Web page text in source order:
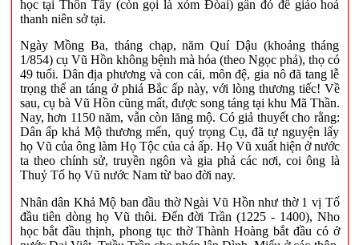
học tại Thôn Tây (còn gọi là xóm Đòai) gần đó để giáo hoá
thanh niên sở tại.
Ngày Mồng Ba, tháng chạp, năm Quí Dậu (khoảng tháng
1/854) cụ Vũ Hồn không bệnh mà hóa (theo Ngọc phả), thọ có
49 tuổi. Dân địa phương và con cái, môn đệ, gia nô đã tang lễ
trọng thể an táng ở phiá Bắc ấp này, với lòng thương tiếc! Về
sau, cụ bà Vũ Hồn cũng mất, được song táng tại khu Mã Thần.
Nay, hơn 1150 năm, vẫn còn lăng mộ. Có giả thuyết cho rằng:
Dân ấp khả Mộ thương mến, quý trọng Cụ, đã tự nguyện lấy
họ Vũ của ông làm Họ Tộc của cả ấp. Họ Vũ xuất hiện ở nước
ta theo chính sử, truyền ngôn và gia phả các nơi, coi ông là
Thuỷ Tổ họ Vũ nước Nam từ bao đời nay.
Nhân dân Khả Mộ ban đầu thờ Ngài Vũ Hồn như thờ 1 vị Tổ
đầu tiên dòng họ Vũ thôi. Đến đời Trần (1225 - 1400), Nho
học bắt đầu thịnh, phong tục thờ Thành Hoàng bắt đầu có ở